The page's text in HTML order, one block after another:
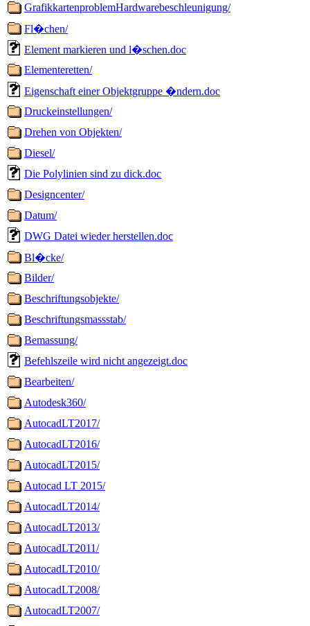
GrafikkartenproblemHardwarebeschleunigung/
Fl�chen/
Element markieren und l�schen.doc
Elementeretten/
Eigenschaft einer Objektgruppe �ndern.doc
Druckeinstellungen/
Drehen von Objekten/
Diesel/
Die Polylinien sind zu dick.doc
Designcenter/
Datum/
DWG Datei wieder herstellen.doc
Bl�cke/
Bilder/
Beschriftungsobjekte/
Beschriftungsmassstab/
Bemassung/
Befehlszeile wird nicht angezeigt.doc
Bearbeiten/
Autodesk360/
AutocadLT2017/
AutocadLT2016/
AutocadLT2015/
Autocad LT 2015/
AutocadLT2014/
AutocadLT2013/
AutocadLT2011/
AutocadLT2010/
AutocadLT2008/
AutocadLT2007/